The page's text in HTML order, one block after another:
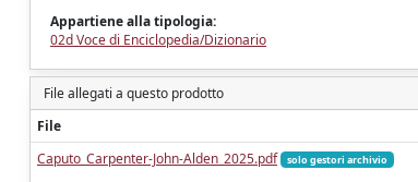
Appartiene alla tipologia:
02d Voce di Enciclopedia/Dizionario
File allegati a questo prodotto
File
Caputo_Carpenter-John-Alden_2025.pdf
solo gestori archivio